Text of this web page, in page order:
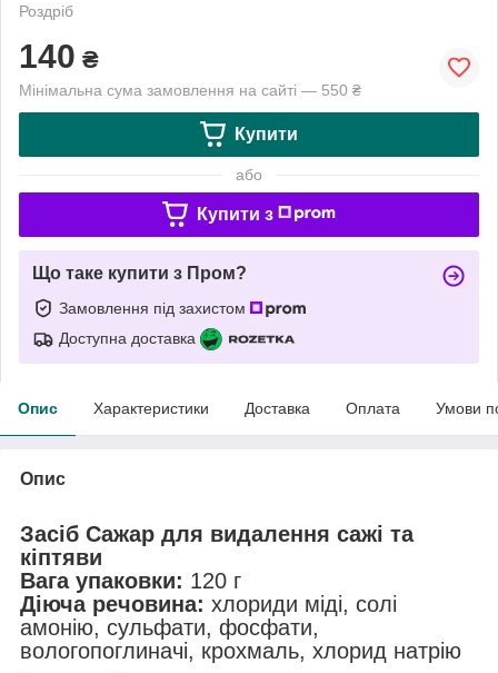
Роздріб
140 ₴
Мінімальна сума замовлення на сайті — 550 ₴
Купити
або
Купити з
Що таке купити з Пром?
Замовлення під захистом
Доступна доставка
Опис Характеристики Доставка Оплата Умови
Опис
Засіб Сажар для видалення сажі та
кіптяви
Вага упаковки: 120 г
Діюча речовина: хлориди міді, солі
амонію, сульфати, фосфати,
вологопоглиначі, крохмаль, хлорид натрію